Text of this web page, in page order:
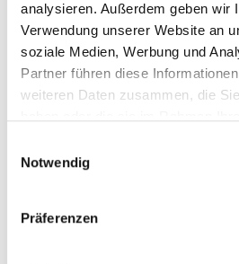
analysieren. Außerdem geben wir
Verwendung unserer Website an
soziale Medien, Werbung und
Partner führen diese
weiteren Daten zusammen, die
Notwendig
Präferenzen
Dem Bischof